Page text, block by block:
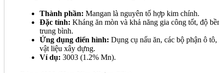
Thành phần: Mangan là nguyên tố hợp kim chính.
Đặc tính: Kháng ăn mòn và khả năng gia công tốt, độ
trung bình.
Ứng dụng điển hình: Dụng cụ nấu ăn, các bộ phận ô tô,
vật liệu xây dựng.
Ví dụ: 3003 (1.2% Mn).